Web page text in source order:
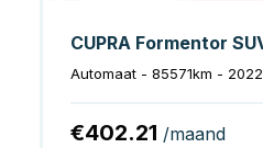
Automaat - 85571km - 2022
€402.21 /maand